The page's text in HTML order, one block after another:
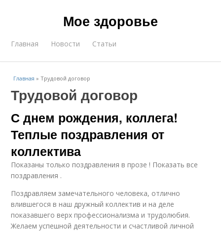
Мое здоровье
Главная Новости Статьи
Главная »Трудовой договор
Трудовой договор
С днем рождения, коллега!
Теплые поздравления от
коллектива
Показаны только поздравления в прозе ! Показать все
поздравления .
Поздравляем замечательного человека, отлично
влившегося в наш дружный коллектив и на деле
показавшего верх профессионализма и трудолюбия.
Желаем успешной деятельности и счастливой личной